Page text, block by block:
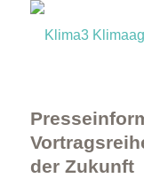
der Zukunft